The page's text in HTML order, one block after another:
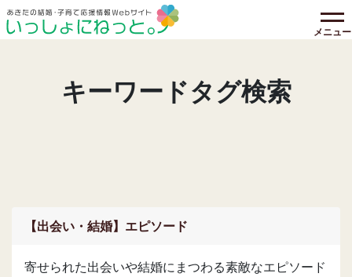
メニュー
キーワードタグ検索
【出会い・結婚】エピソード
寄せられた出会いや結婚にまつわる素敵なエピソード